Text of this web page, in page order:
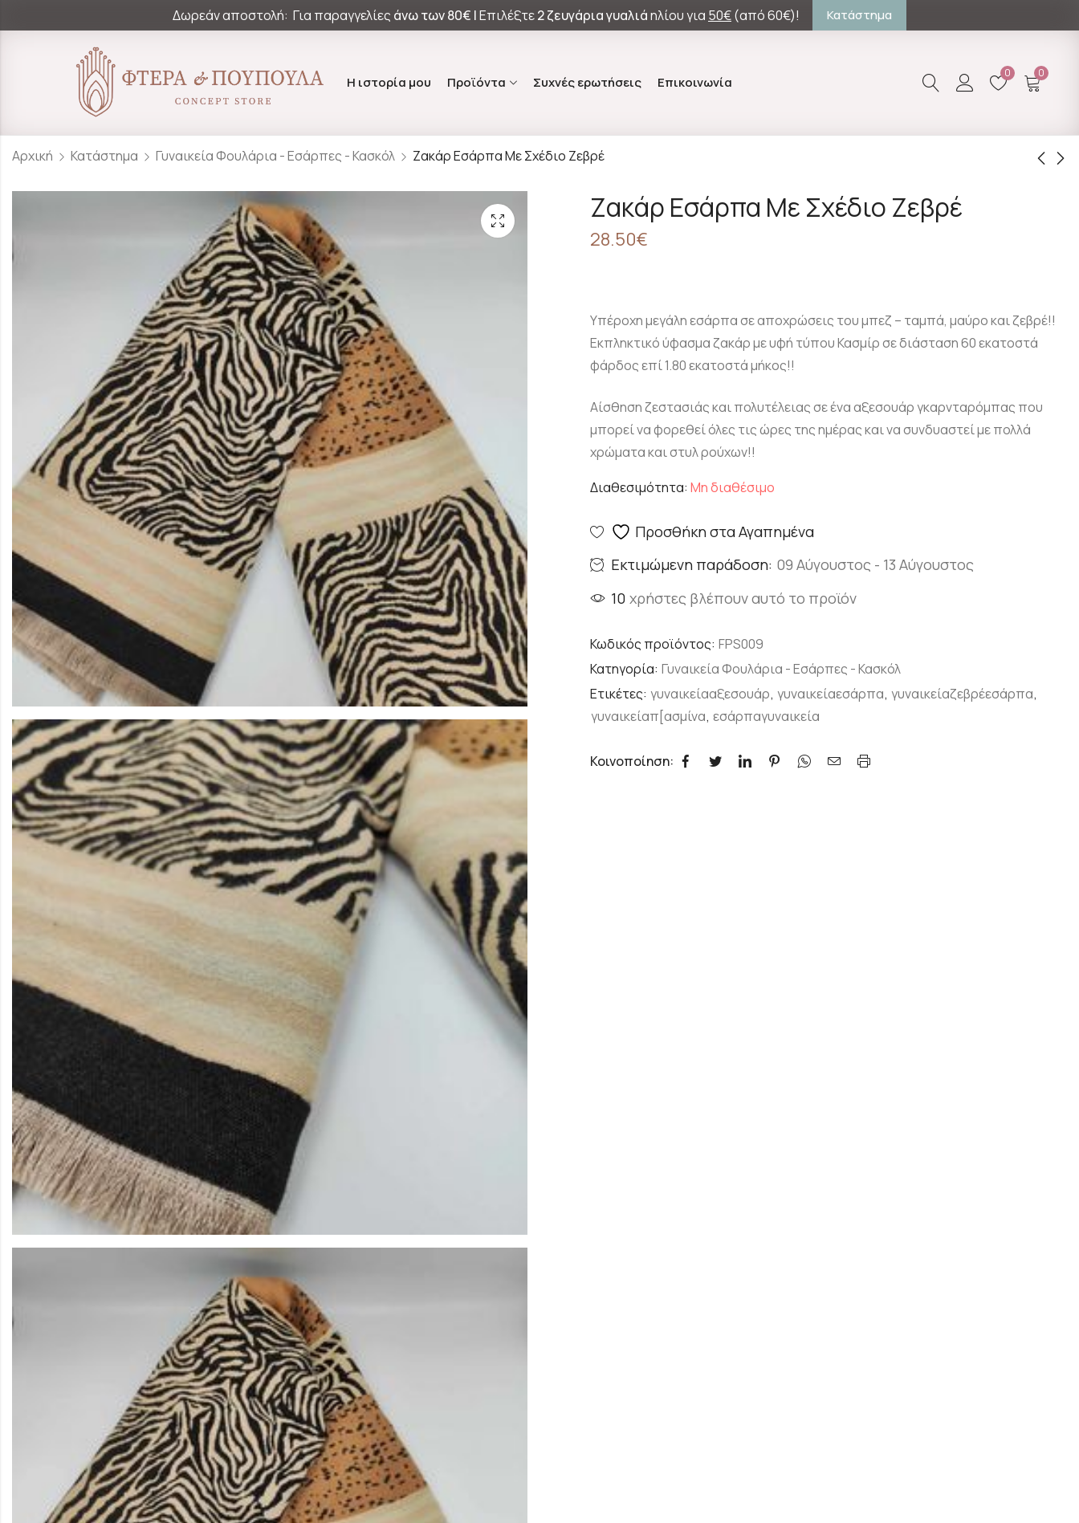
Δωρεάν αποστολή: Για παραγγελίες άνω των80€ |Επιλέξτε2 ζευγάρια γυαλιάηλίου για 50€(από 60€)! Κατάστημα
Η ιστορία μου Προϊόντα Συχνές ερωτήσεις Επικοινωνία
0 0
Αρχική Κατάστημα Γυναικεία Φουλάρια - Εσάρπες - Κασκόλ Ζακάρ Εσάρπα Με Σχέδιο Ζεβρέ
Ροζ Κρυστάλλινα
Σκουλαρίκια
Γάντια Με Σχέδιο
Ζωάκι
Ζακάρ Εσάρπα Με Σχέδιο Ζεβρέ
28.50€
Υπέροχη μεγάλη εσάρπα σε αποχρώσεις του μπεζ – ταμπά, μαύρο και ζεβρέ!!
Εκπληκτικό ύφασμα ζακάρ με υφή τύπου Κασμίρ σε διάσταση 60 εκατοστά
φάρδος επί 1.80 εκατοστά μήκος!!
Αίσθηση ζεστασιάς και πολυτέλειας σε ένα αξεσουάρ γκαρνταρόμπας που
μπορεί να φορεθεί όλες τις ώρες της ημέρας και να συνδυαστεί με πολλά
χρώματα και στυλ ρούχων!!
Διαθεσιμότητα: Μη διαθέσιμο
Προσθήκη στα Αγαπημένα
Εκτιμώμενη παράδοση: 09 Αύγουστος - 13 Αύγουστος
10 χρήστες βλέπουν αυτό το προϊόν
Κωδικός προϊόντος: FPS009
Κατηγορία: Γυναικεία Φουλάρια - Εσάρπες - Κασκόλ
Ετικέτες: γυναικείααξεσουάρ, γυναικείαεσάρπα, γυναικείαζεβρέεσάρπα,
γυναικείαπ[ασμίνα, εσάρπαγυναικεία
Κοινοποίηση: